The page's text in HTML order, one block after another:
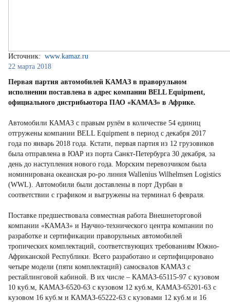
Источник: www.kamaz.ru
22 марта 2018
Первая партия автомобилей КАМАЗ в праворульном
исполнении поставлена в адрес компании BELL Equipment,
официального дистрибьютора ПАО «КАМАЗ» в Африке.
Автомобили КАМАЗ с правым рулём в количестве 54 единиц
отгружены компании BELL Equipment в период с декабря 2017
года по январь 2018 года. Кстати, первая партия из 12 грузовиков
была отправлена в ЮАР из порта Санкт-Петербурга 30 декабря, за
день до наступления нового года. Морским перевозчиком была
номинирована океанская ро-ро линия Wallenius Wilhelmsen Logistics
(WWL). Автомобили были доставлены в порт Дурбан в
соответствии с графиком и выгружены на терминал 6 февраля.
Поставке предшествовала совместная работа Внешнеторговой
компании «КАМАЗ» и Научно-технического центра компании по
разработке и сертификации праворульных автомобилей
тропических комплектаций, соответствующих требованиям Южно-
Африканской Республики. Всего разработано и сертифицировано
четыре модели (пяти комплектаций) самосвалов КАМАЗ с
рестайлинговой кабиной. В их числе – КАМАЗ-65115-97 с кузовом
10 куб.м, КАМАЗ-6520-63 с кузовом 12 куб.м, КАМАЗ-65201-63 с
кузовом 16 куб.м и КАМАЗ-65222-63 с кузовами 12 куб.м и 16